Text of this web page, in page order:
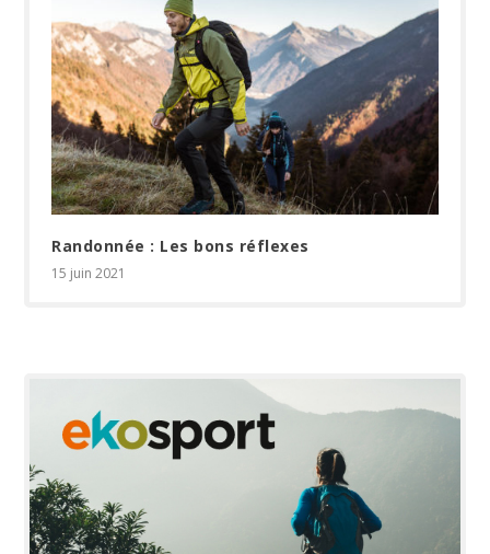
Randonnée : Les bons réflexes
15 juin 2021